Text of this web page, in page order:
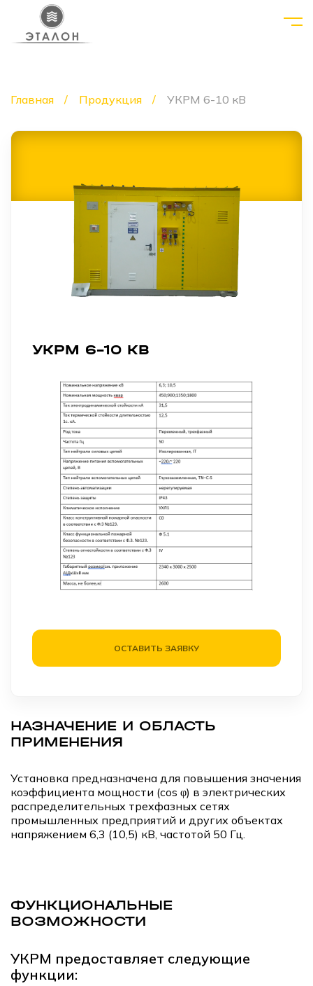
Главная Продукция УКРМ 6-10 кВ
УКРМ 6-10 КВ
ОСТАВИТЬ ЗАЯВКУ
НАЗНАЧЕНИЕ И ОБЛАСТЬ
ПРИМЕНЕНИЯ
Установка предназначена для повышения значения
коэффициента мощности (cos φ) в электрических
распределительных трехфазных сетях
промышленных предприятий и других объектах
напряжением 6,3 (10,5) кВ, частотой 50 Гц.
ФУНКЦИОНАЛЬНЫЕ
ВОЗМОЖНОСТИ
УКРМ предоставляет следующие
функции: